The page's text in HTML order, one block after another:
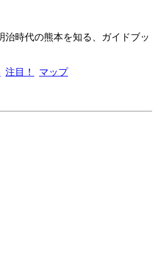
治時代の熊本を知る、ガイドブッ
注目！ マップ